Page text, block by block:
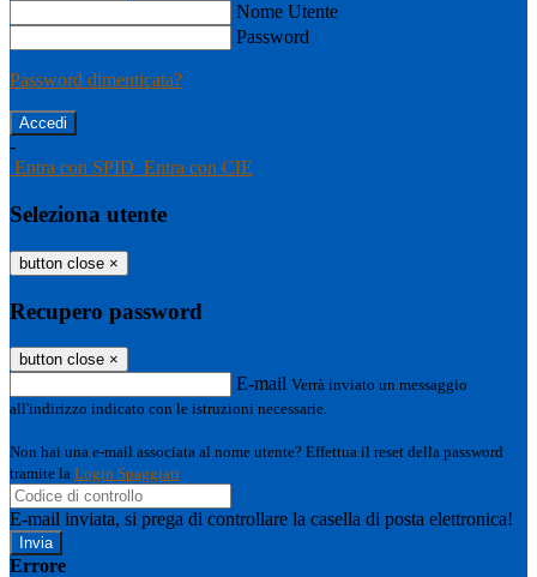
Nome Utente
Password
Password dimenticata?
-
Entra con SPID Entra con CIE
Seleziona utente
button close ×
Recupero password
button close ×
E-mail Verrà inviato un messaggio
all'indirizzo indicato con le istruzioni necessarie.
Non hai una e-mail associata al nome utente? Effettua il reset della password
tramite la Login Spaggiari
E-mail inviata, si prega di controllare la casella di posta elettronica!
Errore